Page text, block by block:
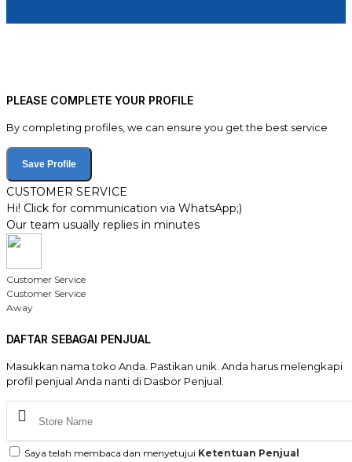
PLEASE COMPLETE YOUR PROFILE
By completing profiles, we can ensure you get the best service
Save Profile
CUSTOMER SERVICE
Hi! Click for communication via WhatsApp;)
Our team usually replies in minutes
Customer Service
Customer Service
Away
DAFTAR SEBAGAI PENJUAL
Masukkan nama toko Anda. Pastikan unik. Anda harus melengkapi
profil penjual Anda nanti di Dasbor Penjual.
Saya telah membaca dan menyetujui Ketentuan Penjual